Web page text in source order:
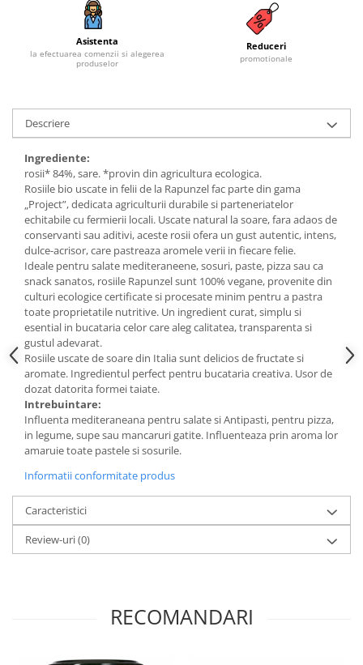
Indulcitori bio
Inghetata bio si decoratiuni
Masline bio si antipasti
Antipasti bio
Masline bio
Pesto bio
Musli si terci
Fulgi din cereale bio
Musli bio
Terci bio
Orez bio si leguminoase
Legume bio
Legume bio in conserva
Orez bio
Paste si fidea
Paste bio din emmer
Paste bio din grau
Paste bio din spelta
Paste bio fara gluten
Paste bio integrale
Paste bio pentru copii
Paste fainoase bio
Pateu, sosuri si conserve
Pateu bio si creme vegetale
Produse din tomate
Asistenta
la efectuarea comenzii si alegerea
produselor
Reduceri
promotionale
Descriere
Ingrediente:
rosii* 84%, sare. *provin din agricultura ecologica.
Rosiile bio uscate in felii de la Rapunzel fac parte din gama
„Project”, dedicata agriculturii durabile si parteneriatelor
echitabile cu fermierii locali. Uscate natural la soare, fara adaos de
conservanti sau aditivi, aceste rosii ofera un gust autentic, intens,
dulce-acrisor, care pastreaza aromele verii in fiecare felie.
Ideale pentru salate mediteraneene, sosuri, paste, pizza sau ca
snack sanatos, rosiile Rapunzel sunt 100% vegane, provenite din
culturi ecologice certificate si procesate minim pentru a pastra
toate proprietatile nutritive. Un ingredient curat, simplu si
esential in bucataria celor care aleg calitatea, transparenta si
gustul adevarat.
Rosiile uscate de soare din Italia sunt delicios de fructate si
aromate. Ingredientul perfect pentru bucataria creativa. Usor de
dozat datorita formei taiate.
Intrebuintare:
Influenta mediteraneana pentru salate si Antipasti, pentru pizza,
in legume, supe sau mancaruri gatite. Influenteaza prin aroma lor
amaruie toate pastele si sosurile.
Informatii conformitate produs
Caracteristici
Review-uri(0)
RECOMANDARI